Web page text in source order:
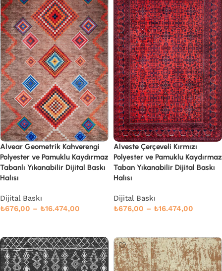
Alvear Geometrik Kahverengi
Polyester ve Pamuklu Kaydırmaz
Tabanlı Yıkanabilir Dijital Baskı
Halısı
Dijital Baskı
₺676,00 – ₺16.474,00
Alveste Çerçeveli Kırmızı
Polyester ve Pamuklu Kaydırmaz
Taban Yıkanabilir Dijital Baskı
Halısı
Dijital Baskı
₺676,00 – ₺16.474,00